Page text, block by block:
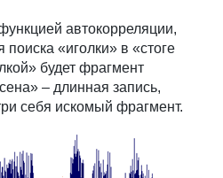
автокорреляции,
«иголки» в «стоге
будет фрагмент
– длинная запись,
себя искомый фрагмент.